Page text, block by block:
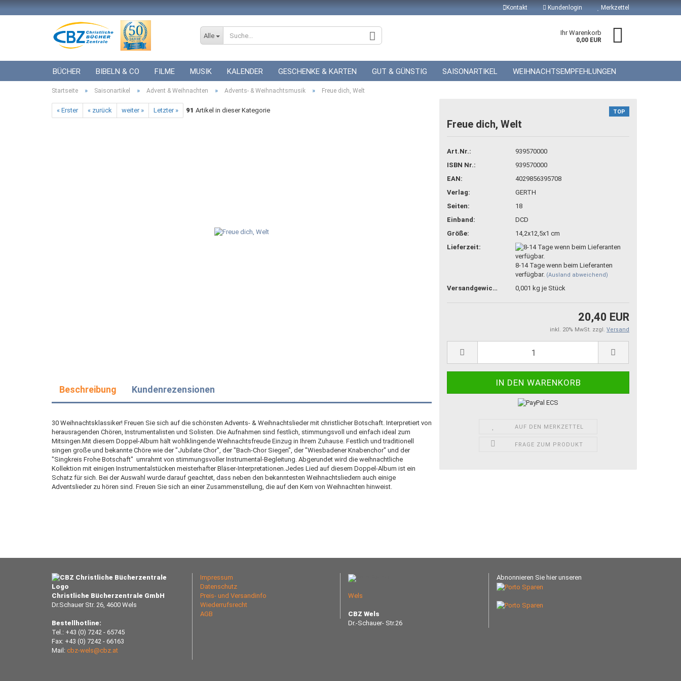
Kontakt Kundenlogin
Konto erstellen
Passwort vergessen?
Merkzettel
Alle Ihr Warenkorb
0,00 EUR
BÜCHER BIBELN & CO FILME MUSIK KALENDER GESCHENKE & KARTEN GUT & GÜNSTIG SAISONARTIKEL WEIHNACHTSEMPFEHLUNGEN
ICF BÜCHER VERSCHIEDENES GESCHENKE ZUR HOCHZEIT GUTSCHEINE
Startseite » Saisonartikel » Advent & Weihnachten » Advents- & Weihnachtsmusik » Freue dich, Welt
« Erster « zurück weiter » Letzter » 91 Artikel in dieser Kategorie TOP
Freue dich, Welt
Art.Nr.:
939570000
ISBN Nr.:
939570000
EAN:
4029856395708
Verlag:
GERTH
Seiten:
18
Einband:
DCD
Größe:
14,2x12,5x1 cm
Lieferzeit:
8-14 Tage wenn beim Lieferanten
verfügbar. (Ausland abweichend)
Versandgewicht: 0,001 kg je Stück
20,40 EUR
inkl. 20% MwSt. zzgl. Versand
AUF DEN MERKZETTEL
FRAGE ZUM PRODUKT
Beschreibung Kundenrezensionen
30 Weihnachtsklassiker! Freuen Sie sich auf die schönsten Advents- & Weihnachtslieder mit christlicher Botschaft. Interpretiert von
herausragenden Chören, Instrumentalisten und Solisten. Die Aufnahmen sind festlich, stimmungsvoll und einfach ideal zum
Mitsingen.Mit diesem Doppel-Album hält wohlklingende Weihnachtsfreude Einzug in Ihrem Zuhause. Festlich und traditionell
singen große und bekannte Chöre wie der "Jubilate Chor", der "Bach-Chor Siegen", der "Wiesbadener Knabenchor" und der
"Singkreis Frohe Botschaft"  umrahmt von stimmungsvoller Instrumental-Begleitung. Abgerundet wird die weihnachtliche
Kollektion mit einigen Instrumentalstücken meisterhafter Bläser-Interpretationen.Jedes Lied auf diesem Doppel-Album ist ein
Schatz für sich. Bei der Auswahl wurde darauf geachtet, dass neben den bekanntesten Weihnachtsliedern auch einige
Adventslieder zu hören sind. Freuen Sie sich an einer Zusammenstellung, die auf den Kern von Weihnachten hinweist.
Christliche Bücherzentrale GmbH
Dr.Schauer Str. 26, 4600 Wels
Bestellhotline:
Tel.: +43 (0) 7242 - 65745
Fax: +43 (0) 7242 - 66163
Mail: cbz-wels@cbz.at
Impressum
Datenschutz
Preis- und Versandinfo
Wiederrufsrecht
AGB
Wels
CBZ Wels
Dr.-Schauer- Str.26
Abnonnieren Sie hier unseren